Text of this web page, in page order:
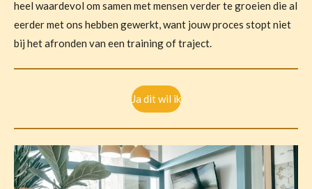
heel waardevol om samen met mensen verder te groeien die al
eerder met ons hebben gewerkt, want jouw proces stopt niet
bij het afronden van een training of traject.
Ja dit wil ik